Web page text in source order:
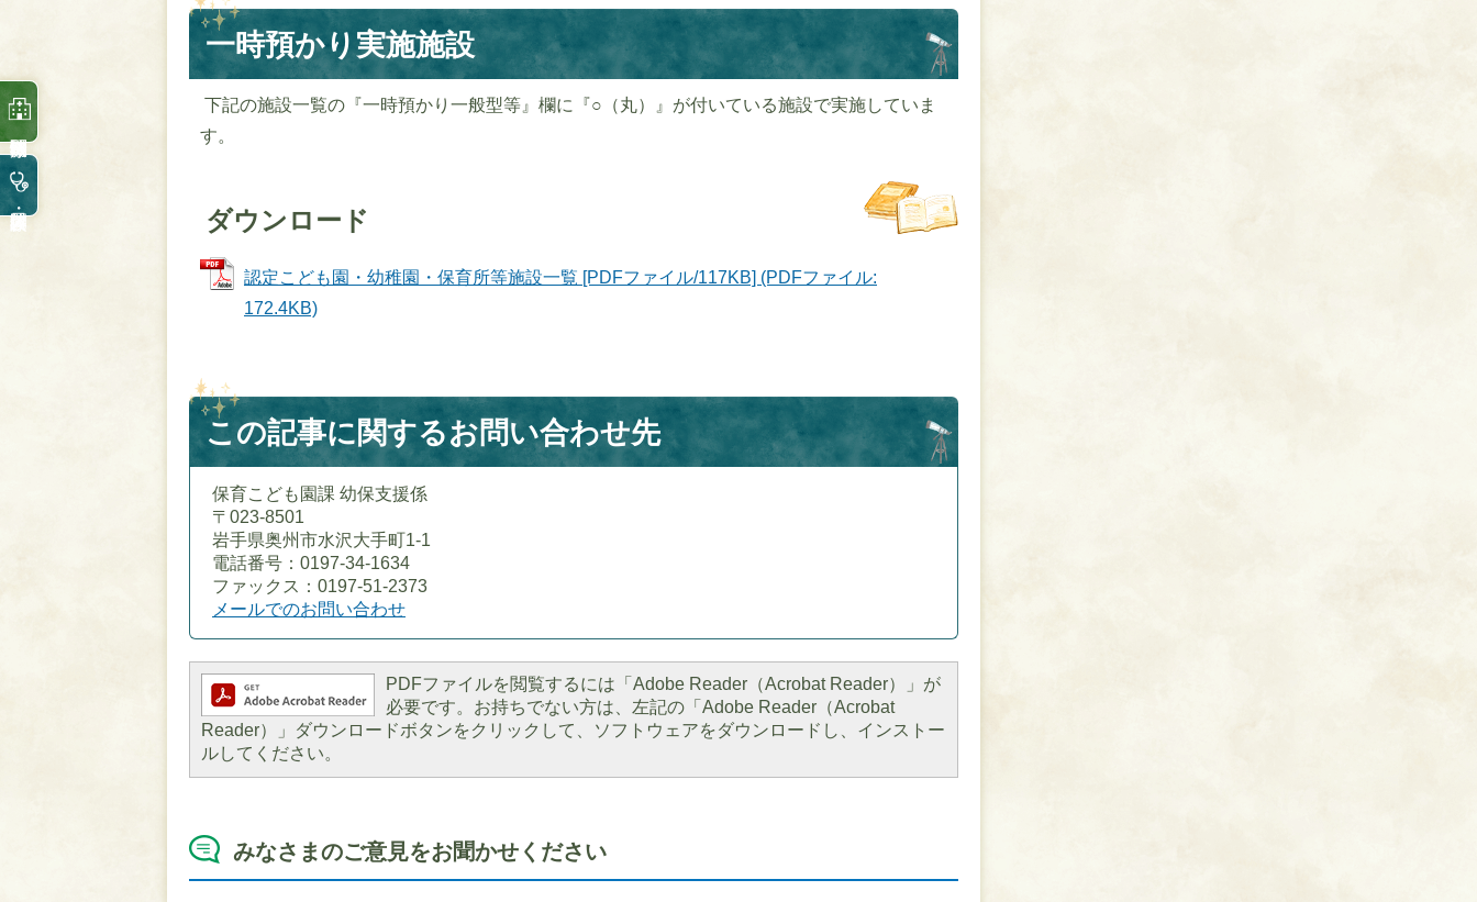
一時預かり実施施設
下記の施設一覧の『一時預かり一般型等』欄に『○（丸）』が付いている施設で実施していま
す。
ダウンロード
認定こども園・幼稚園・保育所等施設一覧 [PDFファイル/117KB] (PDFファイル:
172.4KB)
この記事に関するお問い合わせ先
保育こども園課 幼保支援係
〒023-8501
岩手県奥州市水沢大手町1-1
電話番号：0197-34-1634
ファックス：0197-51-2373
メールでのお問い合わせ
PDFファイルを閲覧するには「Adobe Reader（Acrobat Reader）」が
必要です。お持ちでない方は、左記の「Adobe Reader（Acrobat
Reader）」ダウンロードボタンをクリックして、ソフトウェアをダウンロードし、インストー
ルしてください。
みなさまのご意見をお聞かせください